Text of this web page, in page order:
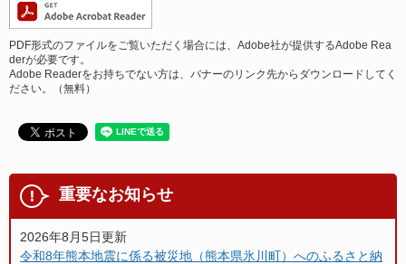
PDF形式のファイルをご覧いただく場合には、Adobe社が提供するAdobe Rea
derが必要です。
Adobe Readerをお持ちでない方は、バナーのリンク先からダウンロードしてく
ださい。（無料）
重要なお知らせ
2026年8月5日更新
令和8年熊本地震に係る被災地（熊本県氷川町）へのふるさと納